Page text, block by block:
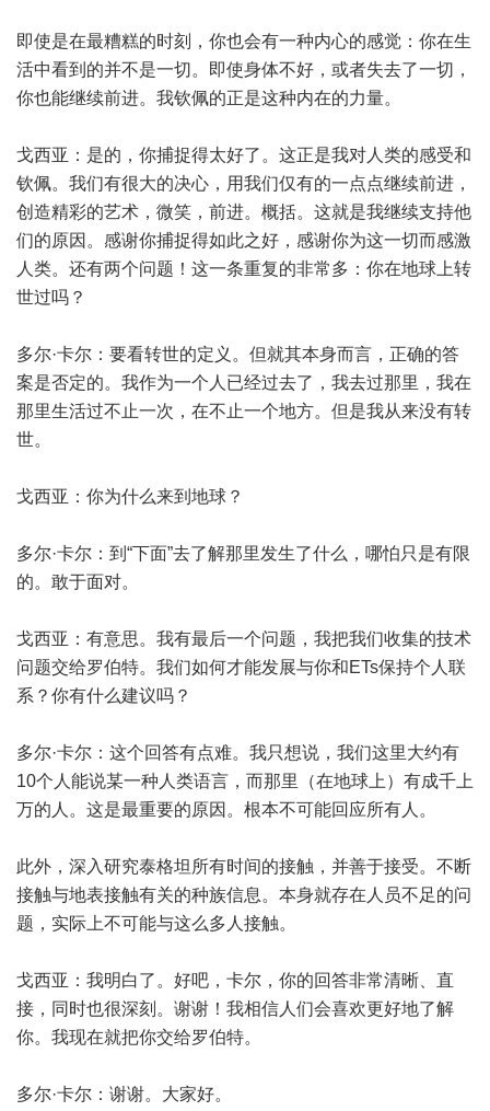
即使是在最糟糕的时刻，你也会有一种内心的感觉：你在生
活中看到的并不是一切。即使身体不好，或者失去了一切，
你也能继续前进。我钦佩的正是这种内在的力量。
戈西亚：是的，你捕捉得太好了。这正是我对人类的感受和
钦佩。我们有很大的决心，用我们仅有的一点点继续前进，
创造精彩的艺术，微笑，前进。概括。这就是我继续支持他
们的原因。感谢你捕捉得如此之好，感谢你为这一切而感激
人类。还有两个问题！这一条重复的非常多：你在地球上转
世过吗？
多尔·卡尔：要看转世的定义。但就其本身而言，正确的答
案是否定的。我作为一个人已经过去了，我去过那里，我在
那里生活过不止一次，在不止一个地方。但是我从来没有转
世。
戈西亚：你为什么来到地球？
多尔·卡尔：到“下面”去了解那里发生了什么，哪怕只是有限
的。敢于面对。
戈西亚：有意思。我有最后一个问题，我把我们收集的技术
问题交给罗伯特。我们如何才能发展与你和ETs保持个人联
系？你有什么建议吗？
多尔·卡尔：这个回答有点难。我只想说，我们这里大约有
10个人能说某一种人类语言，而那里（在地球上）有成千上
万的人。这是最重要的原因。根本不可能回应所有人。
此外，深入研究泰格坦所有时间的接触，并善于接受。不断
接触与地表接触有关的种族信息。本身就存在人员不足的问
题，实际上不可能与这么多人接触。
戈西亚：我明白了。好吧，卡尔，你的回答非常清晰、直
接，同时也很深刻。谢谢！我相信人们会喜欢更好地了解
你。我现在就把你交给罗伯特。
多尔·卡尔：谢谢。大家好。